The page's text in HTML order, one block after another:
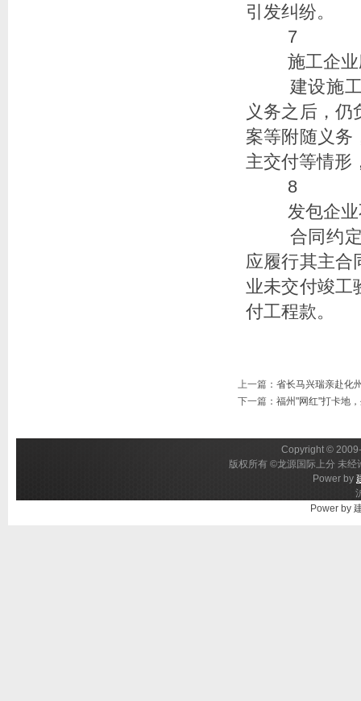
引发纠纷。
7
施工企业
建设施工
义务之后，
案等附随义务
主交付等情形
8
发包企业
合同约定
应履行其主合
业未交付竣工
付工程款。
上一篇 ： 省长马兴瑞亲赴化
下一篇 ： 福州"网红"打卡地
Copyright ©
版权所有 ©龙源国际上分 未
Power by
Power by